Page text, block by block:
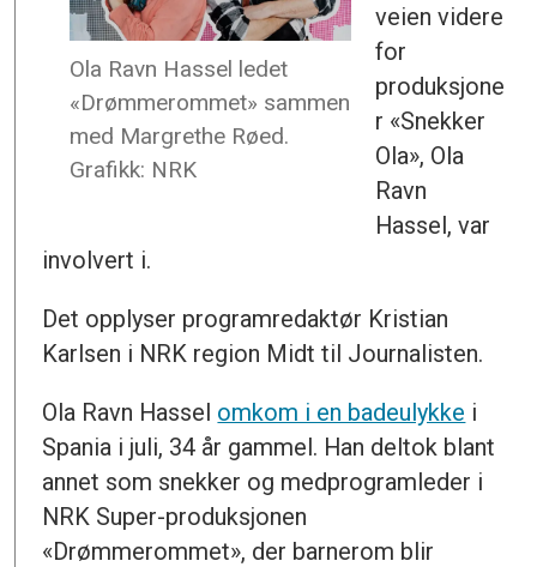
Ola Ravn Hassel ledet
«Drømmerommet» sammen
med Margrethe Røed.
Grafikk: NRK
veien videre
for
produksjone
r «Snekker
Ola», Ola
Ravn
Hassel, var
involvert i.
Det opplyser programredaktør Kristian
Karlsen i NRK region Midt til Journalisten.
Ola Ravn Hassel omkom i en badeulykke i
Spania i juli, 34 år gammel. Han deltok blant
annet som snekker og medprogramleder i
NRK Super-produksjonen
«Drømmerommet», der barnerom blir